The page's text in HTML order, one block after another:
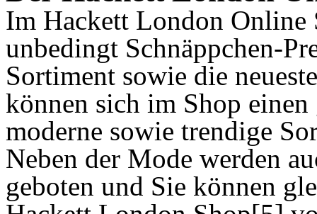
Im Hackett London Online
unbedingt Schnäppchen-
Sortiment sowie die
können sich im Shop
moderne sowie trendige
Neben der Mode werden
geboten und Sie können